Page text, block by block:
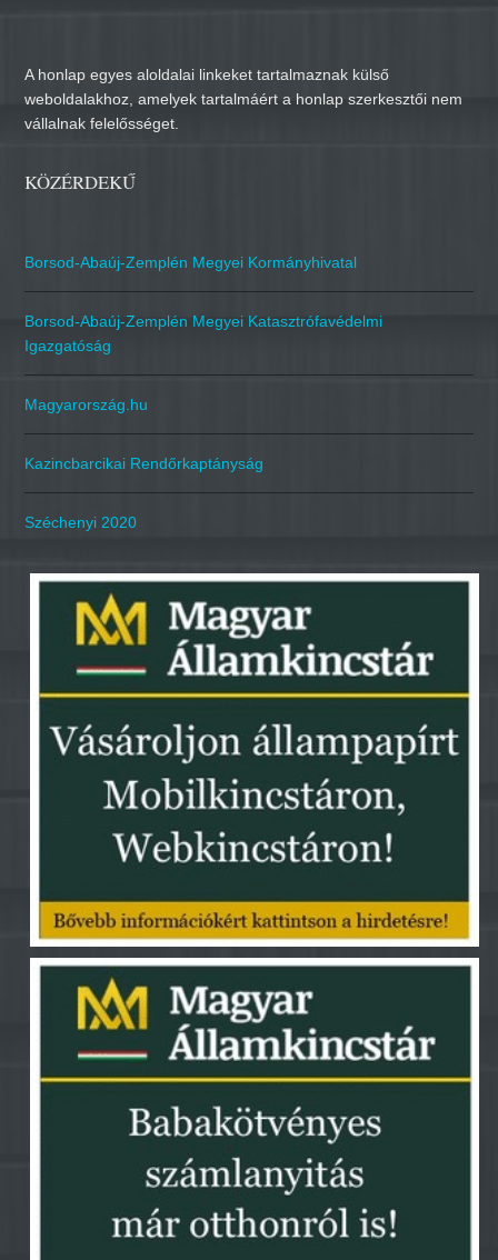
A honlap egyes aloldalai linkeket tartalmaznak külső
weboldalakhoz, amelyek tartalmáért a honlap szerkesztői nem
vállalnak felelősséget.
KÖZÉRDEKŰ
Borsod-Abaúj-Zemplén Megyei Kormányhivatal
Borsod-Abaúj-Zemplén Megyei Katasztrófavédelmi
Igazgatóság
Magyarország.hu
Kazincbarcikai Rendőrkaptányság
Széchenyi 2020